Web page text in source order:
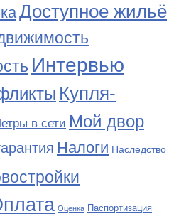
Доступное жильё
Интервью
Купля-
в сети Мой двор
Налоги Наследство
Оценка Паспортизация